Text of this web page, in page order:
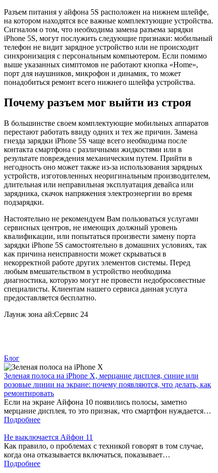
Разъем питания у айфона 5S расположен на нижнем шлейфе,
на котором находятся все важные комплектующие устройства.
Сигналом о том, что необходима замена разъема зарядки
iPhone 5S, могут послужить следующие признаки: мобильный
телефон не видит зарядное устройство или не происходит
синхронизация с персональным компьютером. Если помимо
выше указанных симптомов не работают кнопка «Home»,
порт для наушников, микрофон и динамик, то может
понадобиться ремонт всего нижнего шлейфа устройства.
Почему разъем мог выйти из строя
В большинстве своем комплектующие мобильных аппаратов
перестают работать ввиду одних и тех же причин. Замена
гнезда зарядки iPhone 5S чаще всего необходима после
контакта смартфона с различными жидкостями или в
результате повреждения механическим путем. Прийти в
негодность оно может также из-за использования зарядных
устройств, изготовленных неоригинальным производителем,
длительная или неправильная эксплуатация девайса или
зарядника, скачок напряжения электроэнергии во время
подзарядки.
Настоятельно не рекомендуем Вам пользоваться услугами
сервисных центров, не имеющих должный уровень
квалификации, или попытаться произвести замену порта
зарядки iPhone 5S самостоятельно в домашних условиях, так
как причина неисправности может скрываться в
некорректной работе других элементов системы. Перед
любым вмешательством в устройство необходима
диагностика, которую могут не провести недобросовестные
специалисты. Клиентам нашего сервиса данная услуга
предоставляется бесплатно.
Лаунж зона ай:Сервис 24
Блог
Зеленая полоса на iPhone X, мерцание дисплея, синие или
розовые линии на экране: почему появляются, что делать, как
ремонтировать
Если на экране Айфона 10 появились полосы, заметно
мерцание дисплея, то это признак, что смартфон нуждается…
Подробнее
Не выключается Айфон 11
Как правило, о проблемах с техникой говорят в том случае,
когда она отказывается включаться, показывает…
Подробнее